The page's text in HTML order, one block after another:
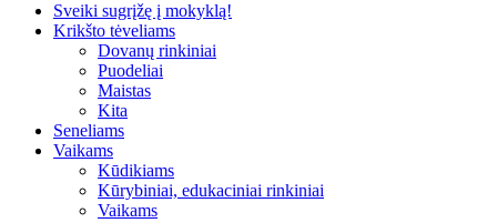
Sveiki sugrįžę į mokyklą!
Krikšto tėveliams
Dovanų rinkiniai
Puodeliai
Maistas
Kita
Seneliams
Vaikams
Kūdikiams
Kūrybiniai, edukaciniai rinkiniai
Vaikams